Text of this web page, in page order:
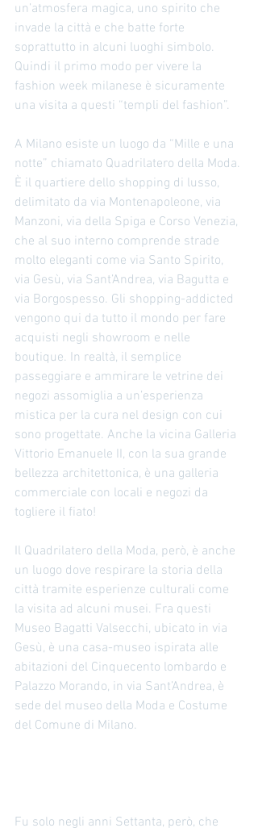
un’atmosfera magica, uno spirito che
invade la città e che batte forte
soprattutto in alcuni luoghi simbolo.
Quindi il primo modo per vivere la
fashion week milanese è sicuramente
una visita a questi “templi del fashion”.
A Milano esiste un luogo da “Mille e una
notte” chiamato Quadrilatero della Moda.
È il quartiere dello shopping di lusso,
delimitato da via Montenapoleone, via
Manzoni, via della Spiga e Corso Venezia,
che al suo interno comprende strade
molto eleganti come via Santo Spirito,
via Gesù, via Sant’Andrea, via Bagutta e
via Borgospesso. Gli shopping-addicted
vengono qui da tutto il mondo per fare
acquisti negli showroom e nelle
boutique. In realtà, il semplice
passeggiare e ammirare le vetrine dei
negozi assomiglia a un’esperienza
mistica per la cura nel design con cui
sono progettate. Anche la vicina Galleria
Vittorio Emanuele II, con la sua grande
bellezza architettonica, è una galleria
commerciale con locali e negozi da
togliere il fiato!
Il Quadrilatero della Moda, però, è anche
un luogo dove respirare la storia della
città tramite esperienze culturali come
la visita ad alcuni musei. Fra questi
Museo Bagatti Valsecchi, ubicato in via
Gesù, è una casa-museo ispirata alle
abitazioni del Cinquecento lombardo e
Palazzo Morando, in via Sant’Andrea, è
sede del museo della Moda e Costume
del Comune di Milano.
Fu solo negli anni Settanta, però, che